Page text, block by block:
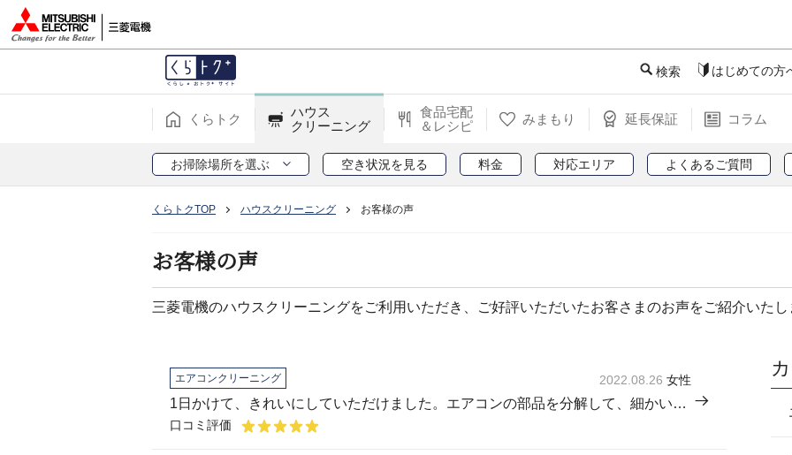
検索 はじめての方
くらトク
ハウス
クリーニング
食品宅配
＆レシピ
みまもり 延長保証 コラム
お掃除場所を選ぶ 空き状況を見る 料金 対応エリア よくあるご質問
くらトクTOP ハウスクリーニング お客様の声
お客様の声
三菱電機のハウスクリーニングをご利用いただき、ご好評いただいたお客さまのお声をご紹介いたし
エアコンクリーニング 2022.08.26 女性
1日かけて、きれいにしていただけました。エアコンの部品を分解して、細かいところまで清掃していただいたおかげで、風が部屋全体に行き渡るようになって、冷え方が以前と全然ちがいます！
口コミ評価